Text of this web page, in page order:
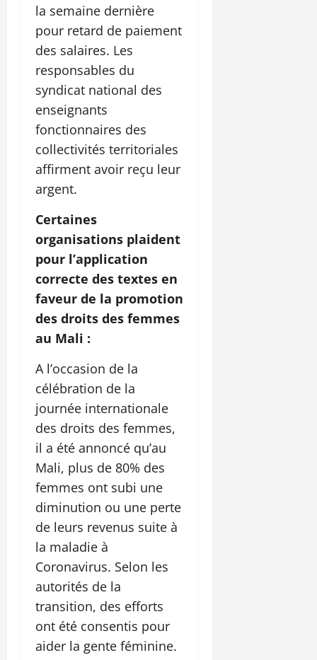
la semaine dernière
pour retard de paiement
des salaires. Les
responsables du
syndicat national des
enseignants
fonctionnaires des
collectivités territoriales
affirment avoir reçu leur
argent.
Certaines
organisations plaident
pour l’application
correcte des textes en
faveur de la promotion
des droits des femmes
au Mali :
A l’occasion de la
célébration de la
journée internationale
des droits des femmes,
il a été annoncé qu’au
Mali, plus de 80% des
femmes ont subi une
diminution ou une perte
de leurs revenus suite à
la maladie à
Coronavirus. Selon les
autorités de la
transition, des efforts
ont été consentis pour
aider la gente féminine.